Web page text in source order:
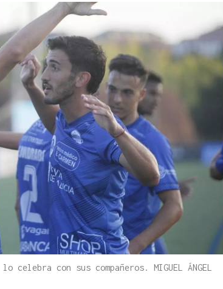
con sus compañeros. MIGUEL ÁNGEL